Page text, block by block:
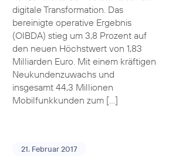
digitale Transformation. Das
bereinigte operative Ergebnis
(OIBDA) stieg um 3,8 Prozent auf
den neuen Höchstwert von 1,83
Milliarden Euro. Mit einem kräftigen
Neukundenzuwachs und
insgesamt 44,3 Millionen
Mobilfunkkunden zum […]
21. Februar 2017